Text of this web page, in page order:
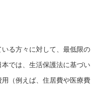
る方々に対して、最低限の
では、生活保護法に基づい
（例えば、住居費や医療費